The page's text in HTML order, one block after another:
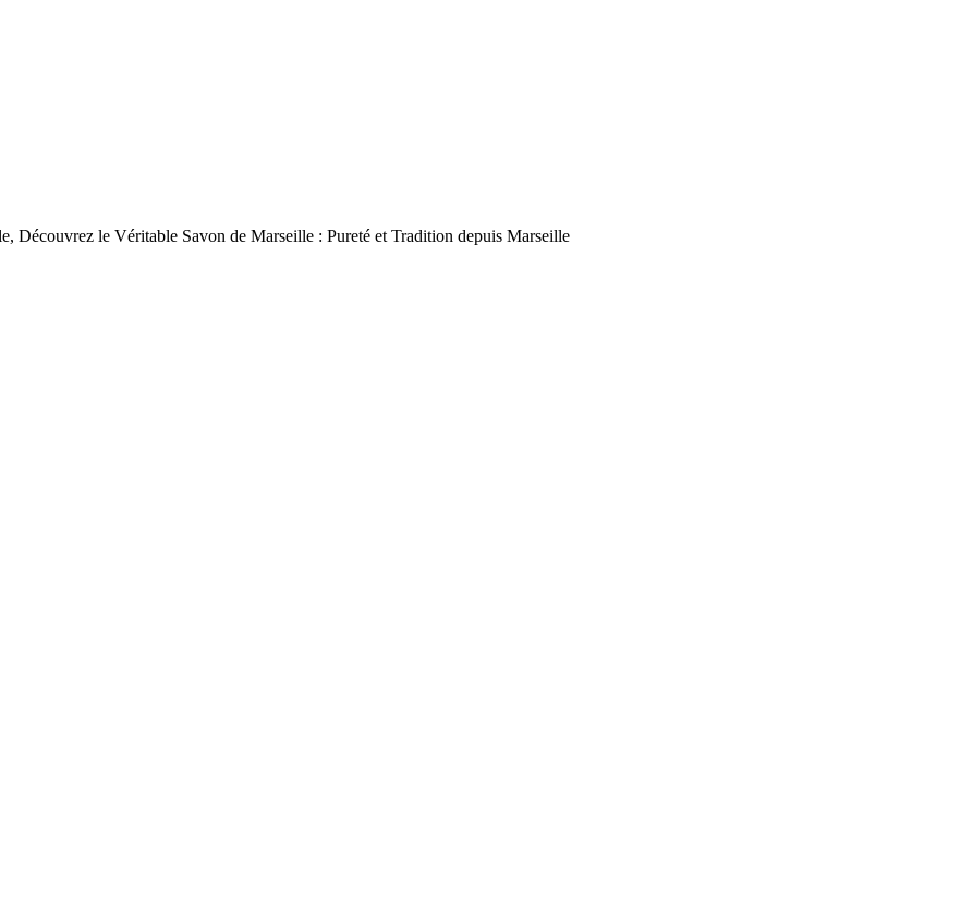
Découvrez le Véritable Savon de Marseille : Pureté et Tradition depuis Marseille